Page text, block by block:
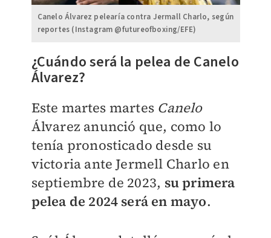
Canelo Álvarez pelearía contra Jermall Charlo, según
reportes (Instagram @futureofboxing/EFE)
¿Cuándo será la pelea de Canelo
Álvarez?
Este martes martes Canelo
Álvarez anunció que, como lo
tenía pronosticado desde su
victoria ante Jermell Charlo en
septiembre de 2023, su primera
pelea de 2024 será en mayo.